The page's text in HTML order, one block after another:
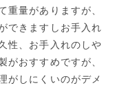
重量がありますが、
できますしお手入れ
性、お手入れのしや
がおすすめですが、
がしにくいのがデメ